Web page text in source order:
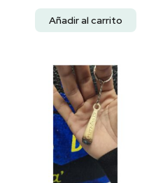
Añadir al carrito